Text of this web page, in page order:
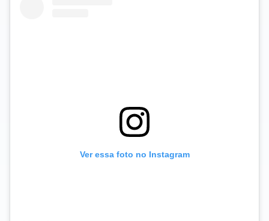
Ver essa foto no Instagram